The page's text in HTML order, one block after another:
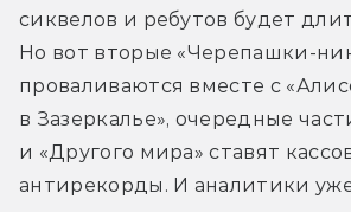
сиквелов и ребутов будет
Но вот вторые «Черепашки-
проваливаются вместе с
в Зазеркалье», очередные
и «Другого мира» ставят
антирекорды. И аналитики